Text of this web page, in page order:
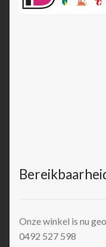
Onze winkel is nu
0492 527 598